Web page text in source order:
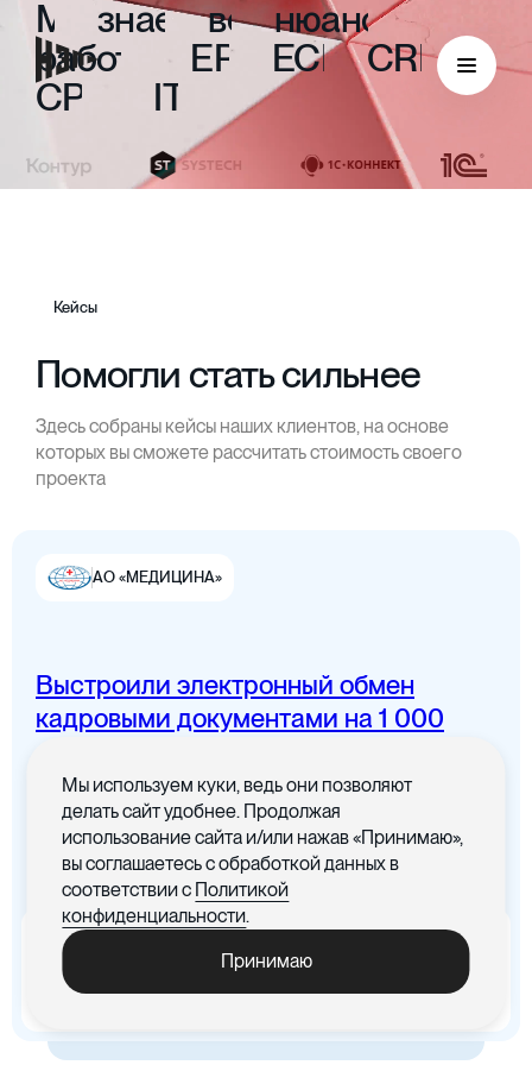
Мы знаемвсенюансы
работы
ERP, ECM,CRM,
CPM
ITIL
ECM
Цифровая канцелярия
Цифровые договоры
Цифровая бухгалтерия
Кейсы
Помогли стать сильнее
Здесь собраны кейсы наших клиентов, на основе
которых вы сможете рассчитать стоимость своего
проекта
АО «МЕДИЦИНА»
Выстроили электронный обмен
кадровыми документами на 1 000
Все документы в одном месте с
понятным интерфейсом
x5
Ускорились процедуры
обработки документов
-30%
издержки, связанные с печатью
Мы используем куки, ведь они позволяют
делать сайт удобнее. Продолжая
использование сайта и/или нажав «Принимаю»,
вы соглашаетесь с обработкой данных в
соответствии с Политикой
конфиденциальности.
Принимаю